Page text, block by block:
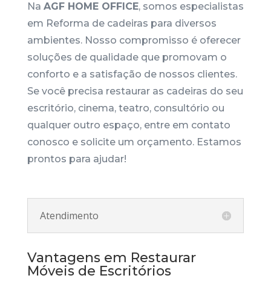
Na AGF HOME OFFICE, somos especialistas
em Reforma de cadeiras para diversos
ambientes. Nosso compromisso é oferecer
soluções de qualidade que promovam o
conforto e a satisfação de nossos clientes.
Se você precisa restaurar as cadeiras do seu
escritório, cinema, teatro, consultório ou
qualquer outro espaço, entre em contato
conosco e solicite um orçamento. Estamos
prontos para ajudar!
Atendimento
Vantagens em Restaurar
Móveis de Escritórios